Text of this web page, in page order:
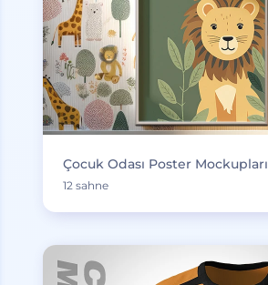
Çocuk Odası Poster Mockupları
12 sahne